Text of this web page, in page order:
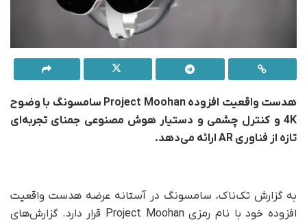
هدست واقعیت افزوده Project Moohan سامسونگ با وضوح
4K و کنترل چشمی و دستیار هوش مصنوعی جمنای تجربه‌ای
تازه از فناوری AR ارائه می‌دهد.
به گزارش تک‌ناک، سامسونگ در آستانه عرضه هدست واقعیت
افزوده خود با نام رمزی Project Moohan قرار دارد. گزارش‌های